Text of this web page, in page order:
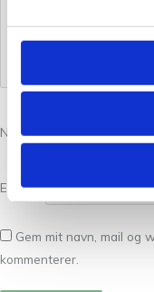
Navn*
E-mail*
Gem mit navn, mail og
kommenterer.